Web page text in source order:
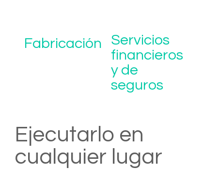
Fabricación
Servicios
financieros
y de
seguros
Ejecutarlo en
cualquier lugar